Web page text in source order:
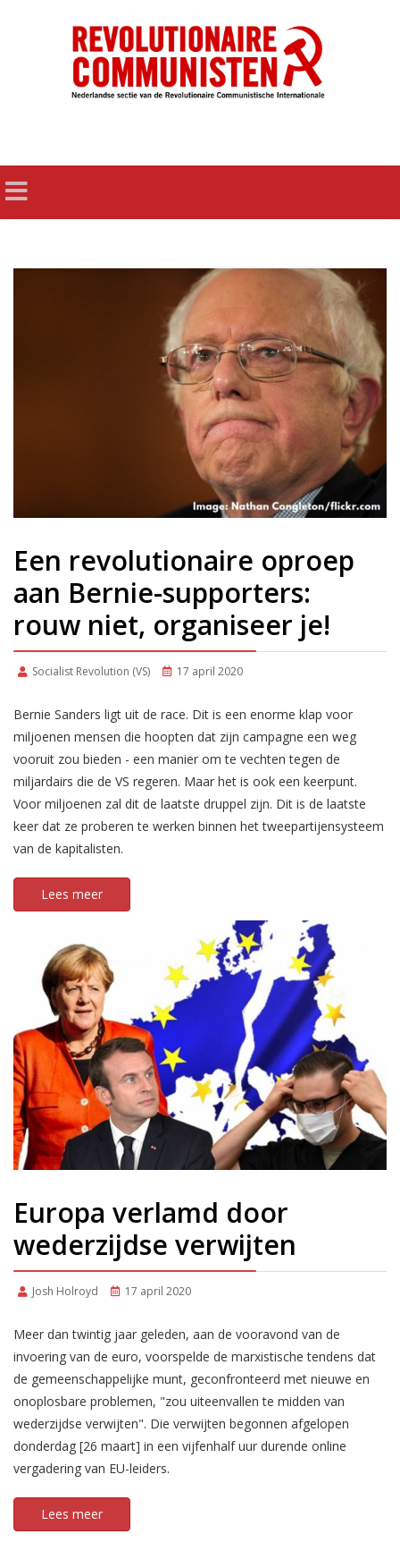
Een revolutionaire oproep
aan Bernie-supporters:
rouw niet, organiseer je!
Socialist Revolution (VS) 17 april 2020
Bernie Sanders ligt uit de race. Dit is een enorme klap voor
miljoenen mensen die hoopten dat zijn campagne een weg
vooruit zou bieden - een manier om te vechten tegen de
miljardairs die de VS regeren. Maar het is ook een keerpunt.
Voor miljoenen zal dit de laatste druppel zijn. Dit is de laatste
keer dat ze proberen te werken binnen het tweepartijensysteem
van de kapitalisten.
Lees meer
Europa verlamd door
wederzijdse verwijten
Josh Holroyd 17 april 2020
Meer dan twintig jaar geleden, aan de vooravond van de
invoering van de euro, voorspelde de marxistische tendens dat
de gemeenschappelijke munt, geconfronteerd met nieuwe en
onoplosbare problemen, "zou uiteenvallen te midden van
wederzijdse verwijten". Die verwijten begonnen afgelopen
donderdag [26 maart] in een vijfenhalf uur durende online
vergadering van EU-leiders.
Lees meer